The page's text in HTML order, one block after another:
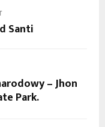
Santi
– Jhon
Park.